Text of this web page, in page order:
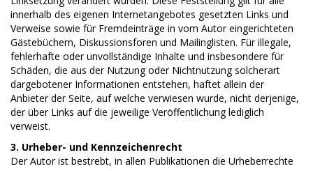
innerhalb des eigenen Internetangebotes gesetzten Links und
Verweise sowie für Fremdeinträge in vom Autor eingerichteten
Gästebüchern, Diskussionsforen und Mailinglisten. Für illegale,
fehlerhafte oder unvollständige Inhalte und insbesondere für
Schäden, die aus der Nutzung oder Nichtnutzung solcherart
dargebotener Informationen entstehen, haftet allein der
Anbieter der Seite, auf welche verwiesen wurde, nicht derjenige,
der über Links auf die jeweilige Veröffentlichung lediglich
verweist.
3. Urheber- und Kennzeichenrecht
Der Autor ist bestrebt, in allen Publikationen die Urheberrechte